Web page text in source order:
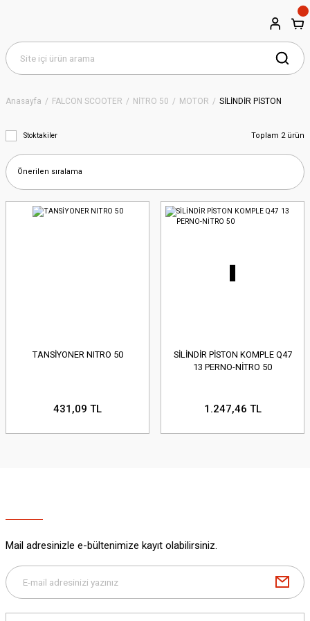
Anasayfa FALCON SCOOTER NİTRO 50 MOTOR SİLİNDİR PİSTON
Stoktakiler Toplam 2 ürün
TANSİYONER NITRO 50
431,09 TL
SİLİNDİR PİSTON KOMPLE Q47
13 PERNO-NİTRO 50
1.247,46 TL
Mail adresinizle e-bültenimize kayıt olabilirsiniz.